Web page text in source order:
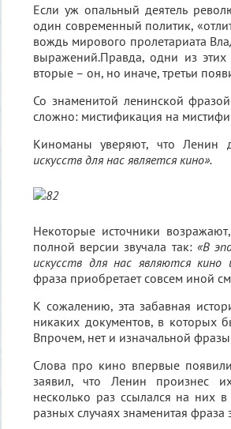
Если уж опальный деятель
один современный политик,
вождь мирового пролетариата
выражений.Правда, одни из
вторые – он, но иначе, третьи
Со знаменитой ленинской
сложно: мистификация на
Киноманы уверяют, что Ленин
искусств для нас является кино».
Некоторые источники
полной версии звучала так: «В
искусств для нас являются кино
фраза приобретает совсем иной
К сожалению, эта забавная
никаких документов, в которых
Впрочем, нет и изначальной
Слова про кино впервые
заявил, что Ленин произнес
несколько раз ссылался на них
разных случаях знаменитая фраза